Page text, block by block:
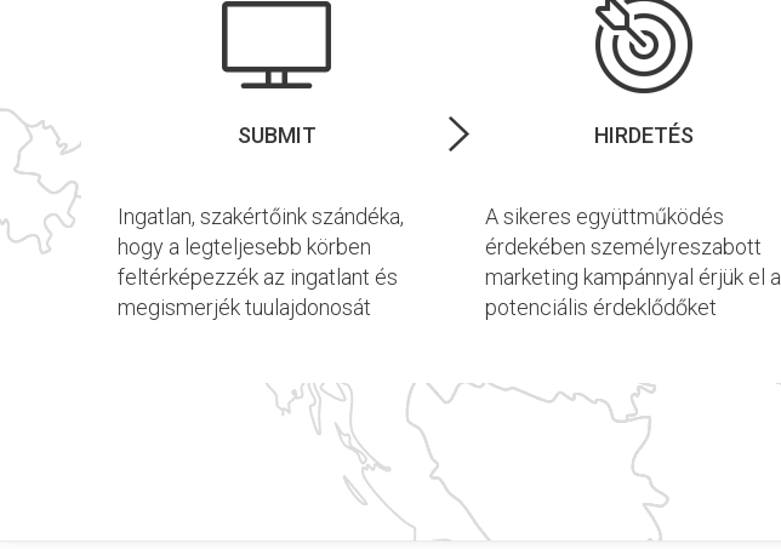
SUBMIT
Ingatlan, szakértőink szándéka,
hogy a legteljesebb körben
feltérképezzék az ingatlant és
megismerjék tuulajdonosát
HIRDETÉS
A sikeres együttműködés
érdekében személyreszabott
marketing kampánnyal érjük el a
potenciális érdeklődőket